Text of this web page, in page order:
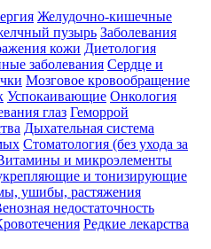
Желудочно-кишечные
пузырь Заболевания
кожи Диетология
заболевания Сердце и
Мозговое кровообращение
Успокаивающие Онкология
глаз Геморрой
Дыхательная система
Стоматология (без ухода за
и микроэлементы
и тонизирующие
ушибы, растяжения
недостаточность
Редкие лекарства